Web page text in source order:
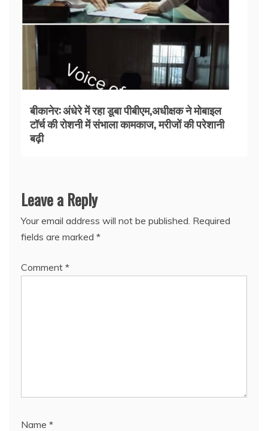
बीकानेर: अंधेरे में रहा डूबा पीबीएम,अधीक्षक ने मोबाइल
टॉर्च की रोशनी में संभाला कामकाज, मरीजों की परेशानी
बढ़ी
Leave a Reply
Your email address will not be published. Required
fields are marked *
Comment *
Name *